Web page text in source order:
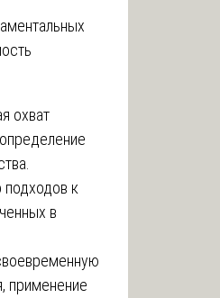
охват
к
в
применение